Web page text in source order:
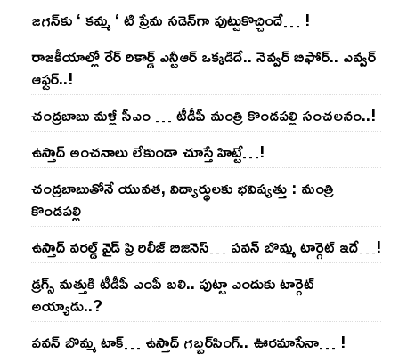
జ‌గ‌న్‌కు ‘ క‌మ్మ ‘ టి ప్రేమ స‌డెన్‌గా పుట్టుకొచ్చిందే… !
రాజ‌కీయాల్లో రేర్ రికార్డ్ ఎన్టీఆర్ ఒక్క‌డిదే.. నెవ్వ‌ర్ బిఫోర్‌.. ఎవ్వ‌ర్
ఆఫ్ట‌ర్‌..!
చంద్ర‌బాబు మ‌ళ్లీ సీఎం … టీడీపీ మంత్రి కొండ‌ప‌ల్లి సంచ‌ల‌నం..!
ఉస్తాద్ అంచ‌నాలు లేకుండా చూస్తే హిట్టే…!
చంద్ర‌బాబుతోనే యువ‌త‌, విద్యార్థుల‌కు భ‌విష్య‌త్తు : మంత్రి
కొండ‌ప‌ల్లి
ఉస్తాద్ వ‌ర‌ల్డ్ వైడ్ ప్రి రిలీజ్ బిజినెస్‌… ప‌వ‌న్ బొమ్మ టార్గెట్ ఇదే…!
డ్రగ్స్ మత్తుకి టీడీపీ ఎంపీ బలి.. పుట్టా ఎందుకు టార్గెట్
అయ్యాడు..?
ప‌వ‌న్ బొమ్మ టాక్‌… ఉస్తాద్ గ‌బ్బ‌ర్‌సింగ్‌.. ఊర‌మాసేనా… !